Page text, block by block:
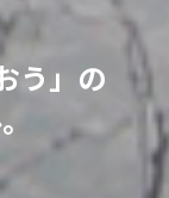
う」の